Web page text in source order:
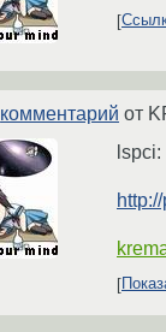
комментарий от
lspci: